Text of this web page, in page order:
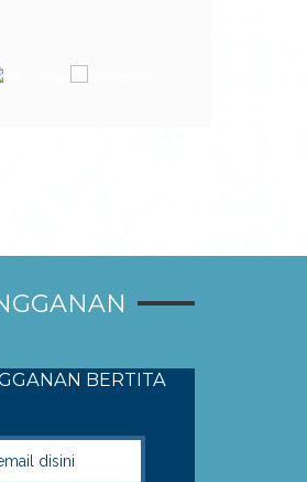
BERTITA